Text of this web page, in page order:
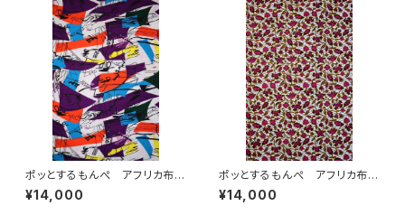
ポッとするもんぺ アフリカ布
No.106
¥14,000
ポッとするもんぺ アフリカ布
No.232
¥14,000